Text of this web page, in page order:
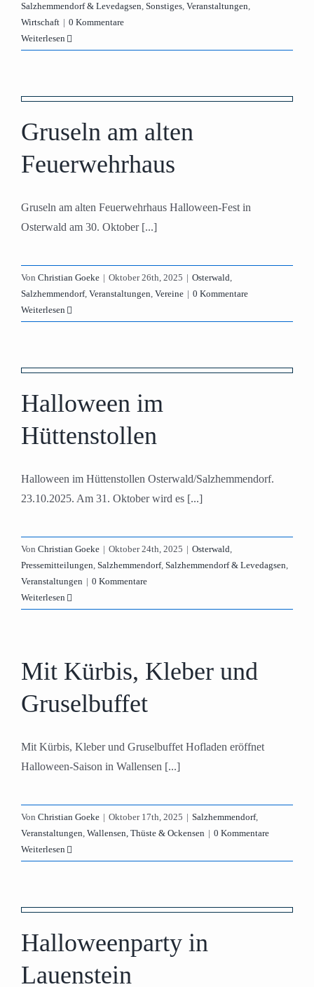
Salzhemmendorf & Levedagsen, Sonstiges, Veranstaltungen,
Wirtschaft | 0 Kommentare
Weiterlesen
Gruseln am alten
Feuerwehrhaus
Gruseln am alten Feuerwehrhaus Halloween-Fest in
Osterwald am 30. Oktober [...]
Von Christian Goeke | Oktober 26th, 2025 | Osterwald,
Salzhemmendorf, Veranstaltungen, Vereine | 0 Kommentare
Weiterlesen
Halloween im
Hüttenstollen
Halloween im Hüttenstollen Osterwald/Salzhemmendorf.
23.10.2025. Am 31. Oktober wird es [...]
Von Christian Goeke | Oktober 24th, 2025 | Osterwald,
Pressemitteilungen, Salzhemmendorf, Salzhemmendorf & Levedagsen,
Veranstaltungen | 0 Kommentare
Weiterlesen
Mit Kürbis, Kleber und
Gruselbuffet
Mit Kürbis, Kleber und Gruselbuffet Hofladen eröffnet
Halloween-Saison in Wallensen [...]
Von Christian Goeke | Oktober 17th, 2025 | Salzhemmendorf,
Veranstaltungen, Wallensen, Thüste & Ockensen | 0 Kommentare
Weiterlesen
Halloweenparty in
Lauenstein